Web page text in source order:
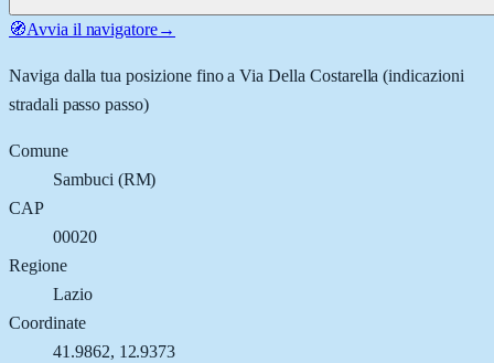
🧭Avvia il navigatore→
Naviga dalla tua posizione fino aVia Della Costarella (indicazioni
stradali passo passo)
Comune
Sambuci (RM)
CAP
00020
Regione
Lazio
Coordinate
41.9862, 12.9373